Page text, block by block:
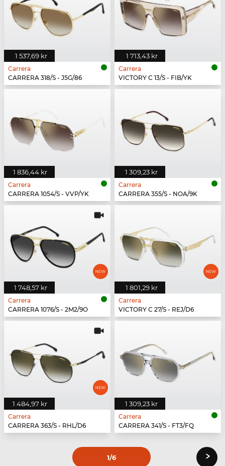
1 537,69 kr
Carrera
CARRERA 318/S - J5G/86
1 713,43 kr
Carrera
VICTORY C 13/S - FIB/YK
1 836,44 kr
Carrera
CARRERA 1054/S - VVP/YK
1 309,23 kr
Carrera
CARRERA 355/S - NOA/9K
1 748,57 kr
Carrera
CARRERA 1076/S - 2M2/9O
1 801,29 kr
Carrera
VICTORY C 27/S - REJ/D6
1 484,97 kr
Carrera
CARRERA 363/S - RHL/D6
1 309,23 kr
Carrera
CARRERA 341/S - FT3/FQ
1/6 ›